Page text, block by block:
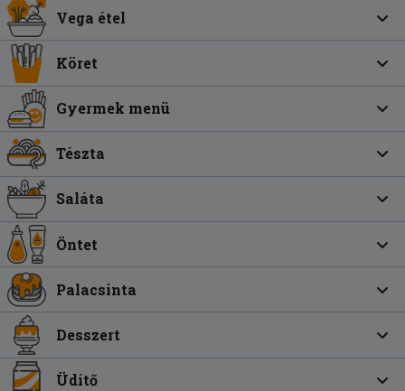
Vega étel
Köret
Gyermek menü
Tészta
Saláta
Öntet
Palacsinta
Desszert
Üdítő